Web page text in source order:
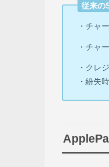
従来の
・チャ
・チャ
・クレ
・紛失